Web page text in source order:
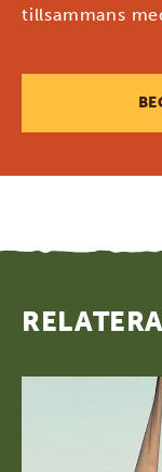
tillsammans